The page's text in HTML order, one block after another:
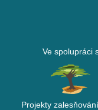
Ve spolupráci
Projekty